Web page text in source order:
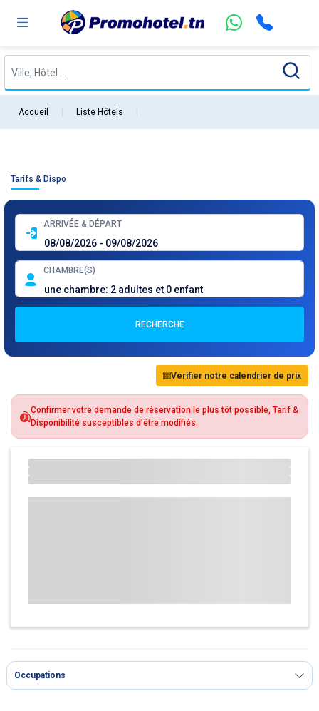
Accueil Liste Hôtels
Tarifs & Dispo
ARRIVÉE & DÉPART
CHAMBRE(S)
RECHERCHE
Vérifier notre calendrier de prix
Confirmer votre demande de réservation le plus tôt possible, Tarif &
Disponibilité susceptibles d’être modifiés.
Occupations